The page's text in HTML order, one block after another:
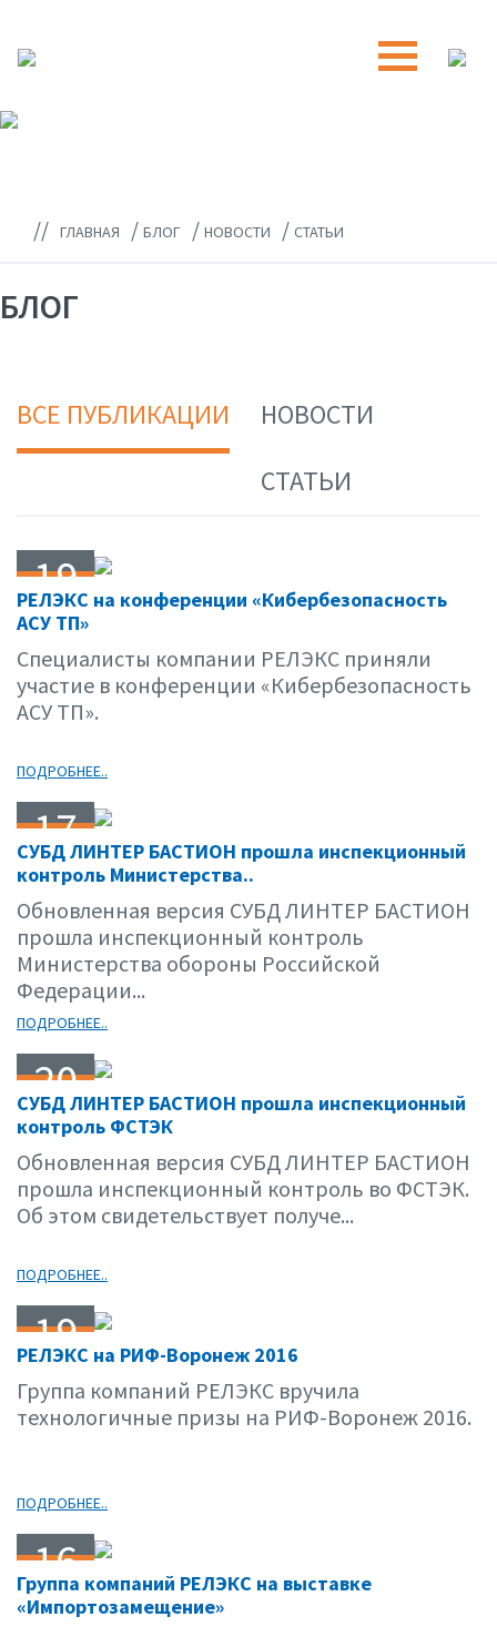
// ГЛАВНАЯ / БЛОГ / НОВОСТИ / СТАТЬИ
БЛОГ
ВСЕ ПУБЛИКАЦИИ
НОВОСТИ
СТАТЬИ
19
10.16
РЕЛЭКС на конференции «Кибербезопасность
АСУ ТП»
Специалисты компании РЕЛЭКС приняли
участие в конференции «Кибербезопасность
АСУ ТП».
ПОДРОБНЕЕ..
17
10.16
СУБД ЛИНТЕР БАСТИОН прошла инспекционный
контроль Министерства..
Обновленная версия СУБД ЛИНТЕР БАСТИОН
прошла инспекционный контроль
Министерства обороны Российской
Федерации...
ПОДРОБНЕЕ..
20
09.16
СУБД ЛИНТЕР БАСТИОН прошла инспекционный
контроль ФСТЭК
Обновленная версия СУБД ЛИНТЕР БАСТИОН
прошла инспекционный контроль во ФСТЭК.
Об этом свидетельствует получе...
ПОДРОБНЕЕ..
19
09.16
РЕЛЭКС на РИФ-Воронеж 2016
Группа компаний РЕЛЭКС вручила
технологичные призы на РИФ-Воронеж 2016.
ПОДРОБНЕЕ..
16
09.16
Группа компаний РЕЛЭКС на выставке
«Импортозамещение»